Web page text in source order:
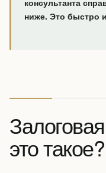
консультанта
ниже. Это быстро и
это такое?